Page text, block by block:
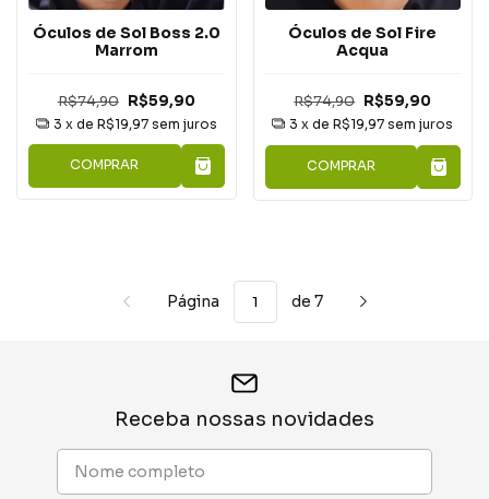
Óculos de Sol Boss 2.0
Marrom
R$74,90 R$59,90
3 x de R$19,97 sem juros
COMPRAR
Óculos de Sol Fire
Acqua
R$74,90 R$59,90
3 x deR$19,97 sem juros
COMPRAR
Página de 7
Receba nossas novidades